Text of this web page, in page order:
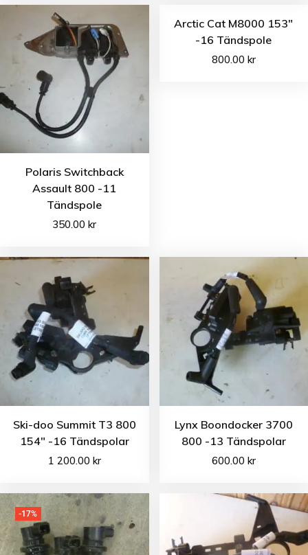
Polaris Switchback
Assault 800 -11
Tändspole
350.00kr
Arctic Cat M8000 153″
-16 Tändspole
800.00 kr
Ski-doo Summit T3 800
154″ -16 Tändspolar
1 200.00 kr
Lynx Boondocker 3700
800 -13 Tändspolar
600.00 kr
-17%